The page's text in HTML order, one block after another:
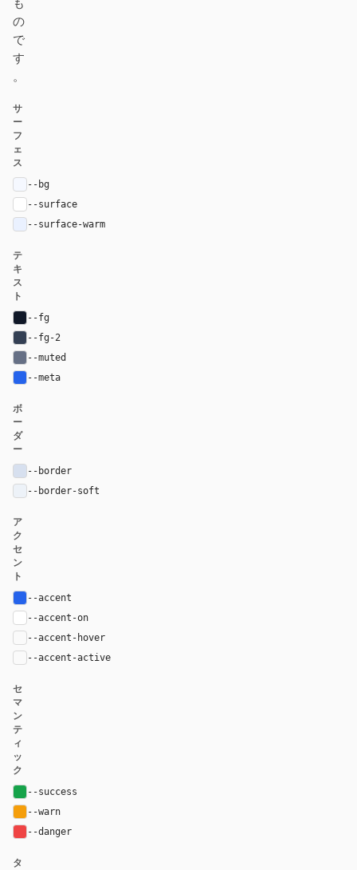
も
の
で
す
。
サ
ー
フ
ェ
ス
--bg
--surface
--surface-warm
テ
キ
ス
ト
--fg
--fg-2
--muted
--meta
ボ
ー
ダ
ー
--border
--border-soft
ア
ク
セ
ン
ト
--accent
--accent-on
--accent-hover
--accent-active
セ
マ
ン
テ
ィ
ッ
ク
--success
--warn
--danger
タ